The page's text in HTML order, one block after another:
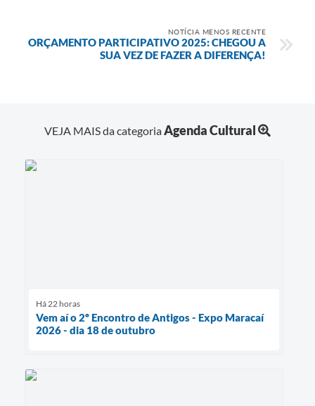
NOTÍCIA MENOS RECENTE
ORÇAMENTO PARTICIPATIVO 2025: CHEGOU A
SUA VEZ DE FAZER A DIFERENÇA!
VEJA MAIS da categoriaAgenda Cultural
Há 22 horas
Vem aí o 2º Encontro de Antigos - Expo Maracaí
2026 - dia 18 de outubro